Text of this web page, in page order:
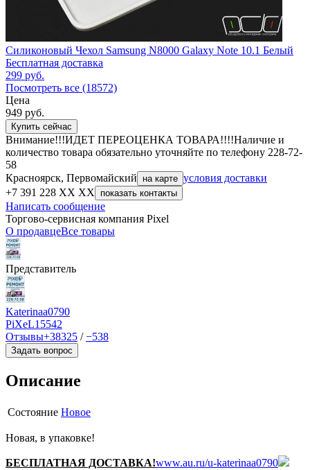
Силиконовый Чехол Samsung N8000 Galaxy Note 10.1 Белый
Бесплатная доставка
299 руб.
Посмотреть все (18572)
Цена
949 руб.
Купить сейчас
Внимание!!!ИДЕТ ПЕРЕОЦЕНКА ТОВАРА!!!!Наличие и
количество товара обязательно уточняйте по телефону 228-72-
58
Красноярск, Первомайский
на карте условия доставки
+7 391 228 XX XX
показать контакты
Написать сообщение
Торгово-сервисная компания Pixel
О продавцеВсе товары
Представитель
Katerinaa0790
PiXeL15542
Отзывы+38325 /−538
Задать вопрос
Описание
Состояние Новое
Новая, в упаковке!
БЕСПЛАТНАЯ ДОСТАВКА!www.au.ru/u-katerinaa0790